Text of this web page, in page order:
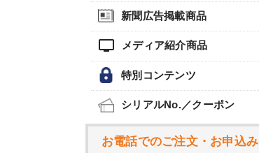
新聞広告掲載商品
tv メディア紹介商品
特別コンテンツ
シリアルNo.／クーポン
お電話でのご注文・お申込み